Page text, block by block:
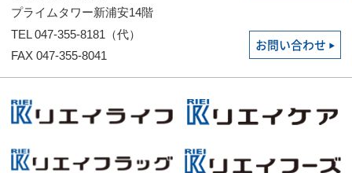
プライムタワー新浦安14階
TEL 047-355-8181（代）
FAX 047-355-8041
お問い合わせ